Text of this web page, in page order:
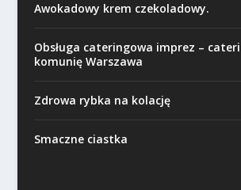
Awokadowy krem czekoladowy.
Obsługa cateringowa imprez –
komunię Warszawa
Zdrowa rybka na kolację
Smaczne ciastka